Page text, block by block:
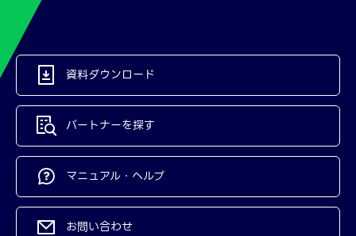
資料ダウンロード
パートナーを探す
マニュアル・ヘルプ
お問い合わせ